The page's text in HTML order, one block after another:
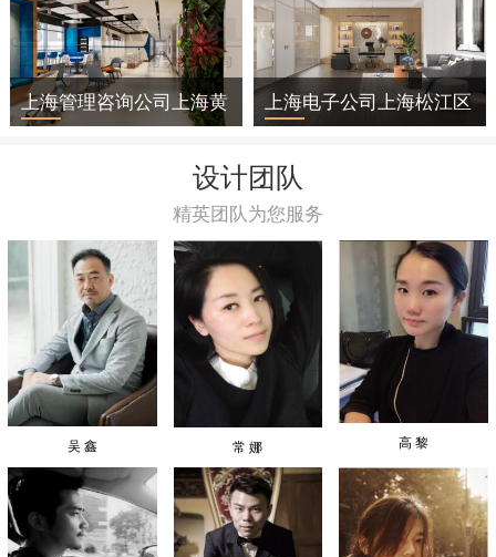
上海管理咨询公司上海黄 上海电子公司上海松江区
设计团队
精英团队为您服务
吴 鑫 常 娜 高 黎